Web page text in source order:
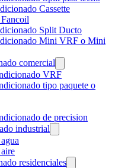
Cassette
Split Ducto
Mini VRF o Mini
comercial
VRF
tipo paquete o
de precision
industrial
residenciales